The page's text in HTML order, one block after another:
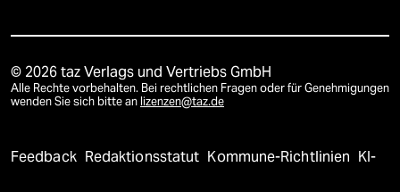
© 2026 taz Verlags und Vertriebs GmbH
Alle Rechte vorbehalten. Bei rechtlichen Fragen oder für Genehmigungen
wenden Sie sich bitte an lizenzen@taz.de
Feedback Redaktionsstatut Kommune-Richtlinien KI-